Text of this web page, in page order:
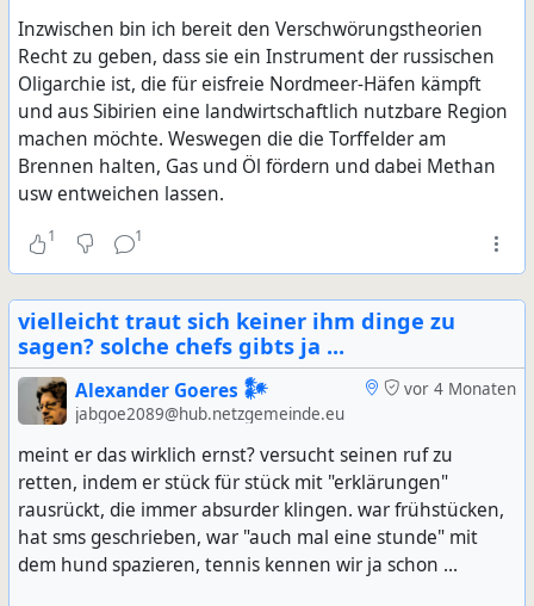
Inzwischen bin ich bereit den Verschwörungstheorien
Recht zu geben, dass sie ein Instrument der russischen
Oligarchie ist, die für eisfreie Nordmeer-Häfen kämpft
und aus Sibirien eine landwirtschaftlich nutzbare Region
machen möchte. Weswegen die die Torffelder am
Brennen halten, Gas und Öl fördern und dabei Methan
usw entweichen lassen.
1 1
vielleicht traut sich keiner ihm dinge zu
sagen? solche chefs gibts ja ...
vor 4 Monaten
Alexander Goeres 𒀯
jabgoe2089@hub.netzgemeinde.eu
meint er das wirklich ernst? versucht seinen ruf zu
retten, indem er stück für stück mit "erklärungen"
rausrückt, die immer absurder klingen. war frühstücken,
hat sms geschrieben, war "auch mal eine stunde" mit
dem hund spazieren, tennis kennen wir ja schon ...